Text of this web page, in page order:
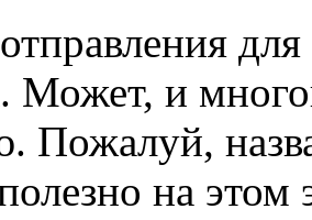
Может, и
Пожалуй,
на этом